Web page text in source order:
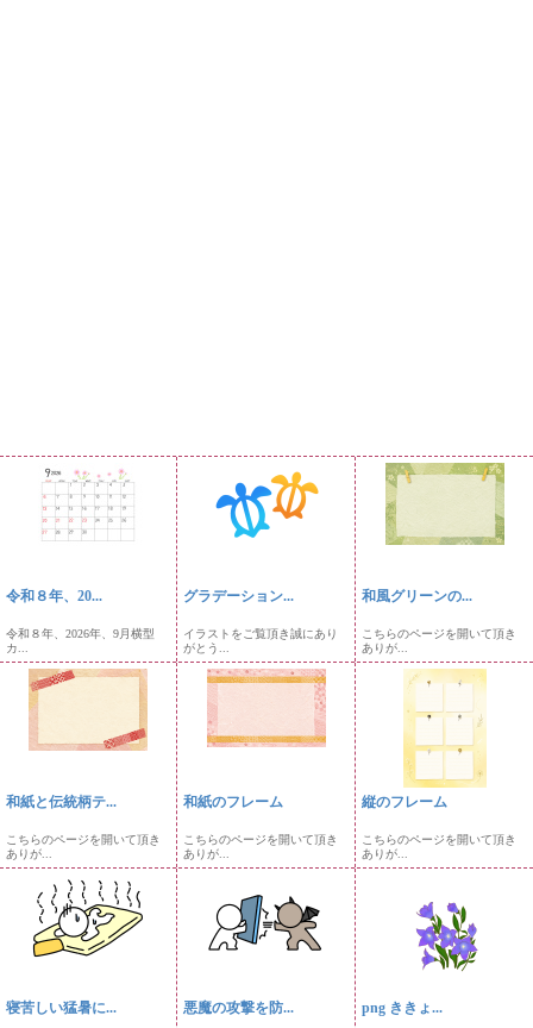
令和８年、20...
令和８年、2026年、9月横型
カ...
グラデーション...
イラストをご覧頂き誠にあり
がとう...
和風グリーンの...
こちらのページを開いて頂き
ありが...
和紙と伝統柄テ...
こちらのページを開いて頂き
ありが...
和紙のフレーム
こちらのページを開いて頂き
ありが...
縦のフレーム
こちらのページを開いて頂き
ありが...
寝苦しい猛暑に... 悪魔の攻撃を防... png ききょ...